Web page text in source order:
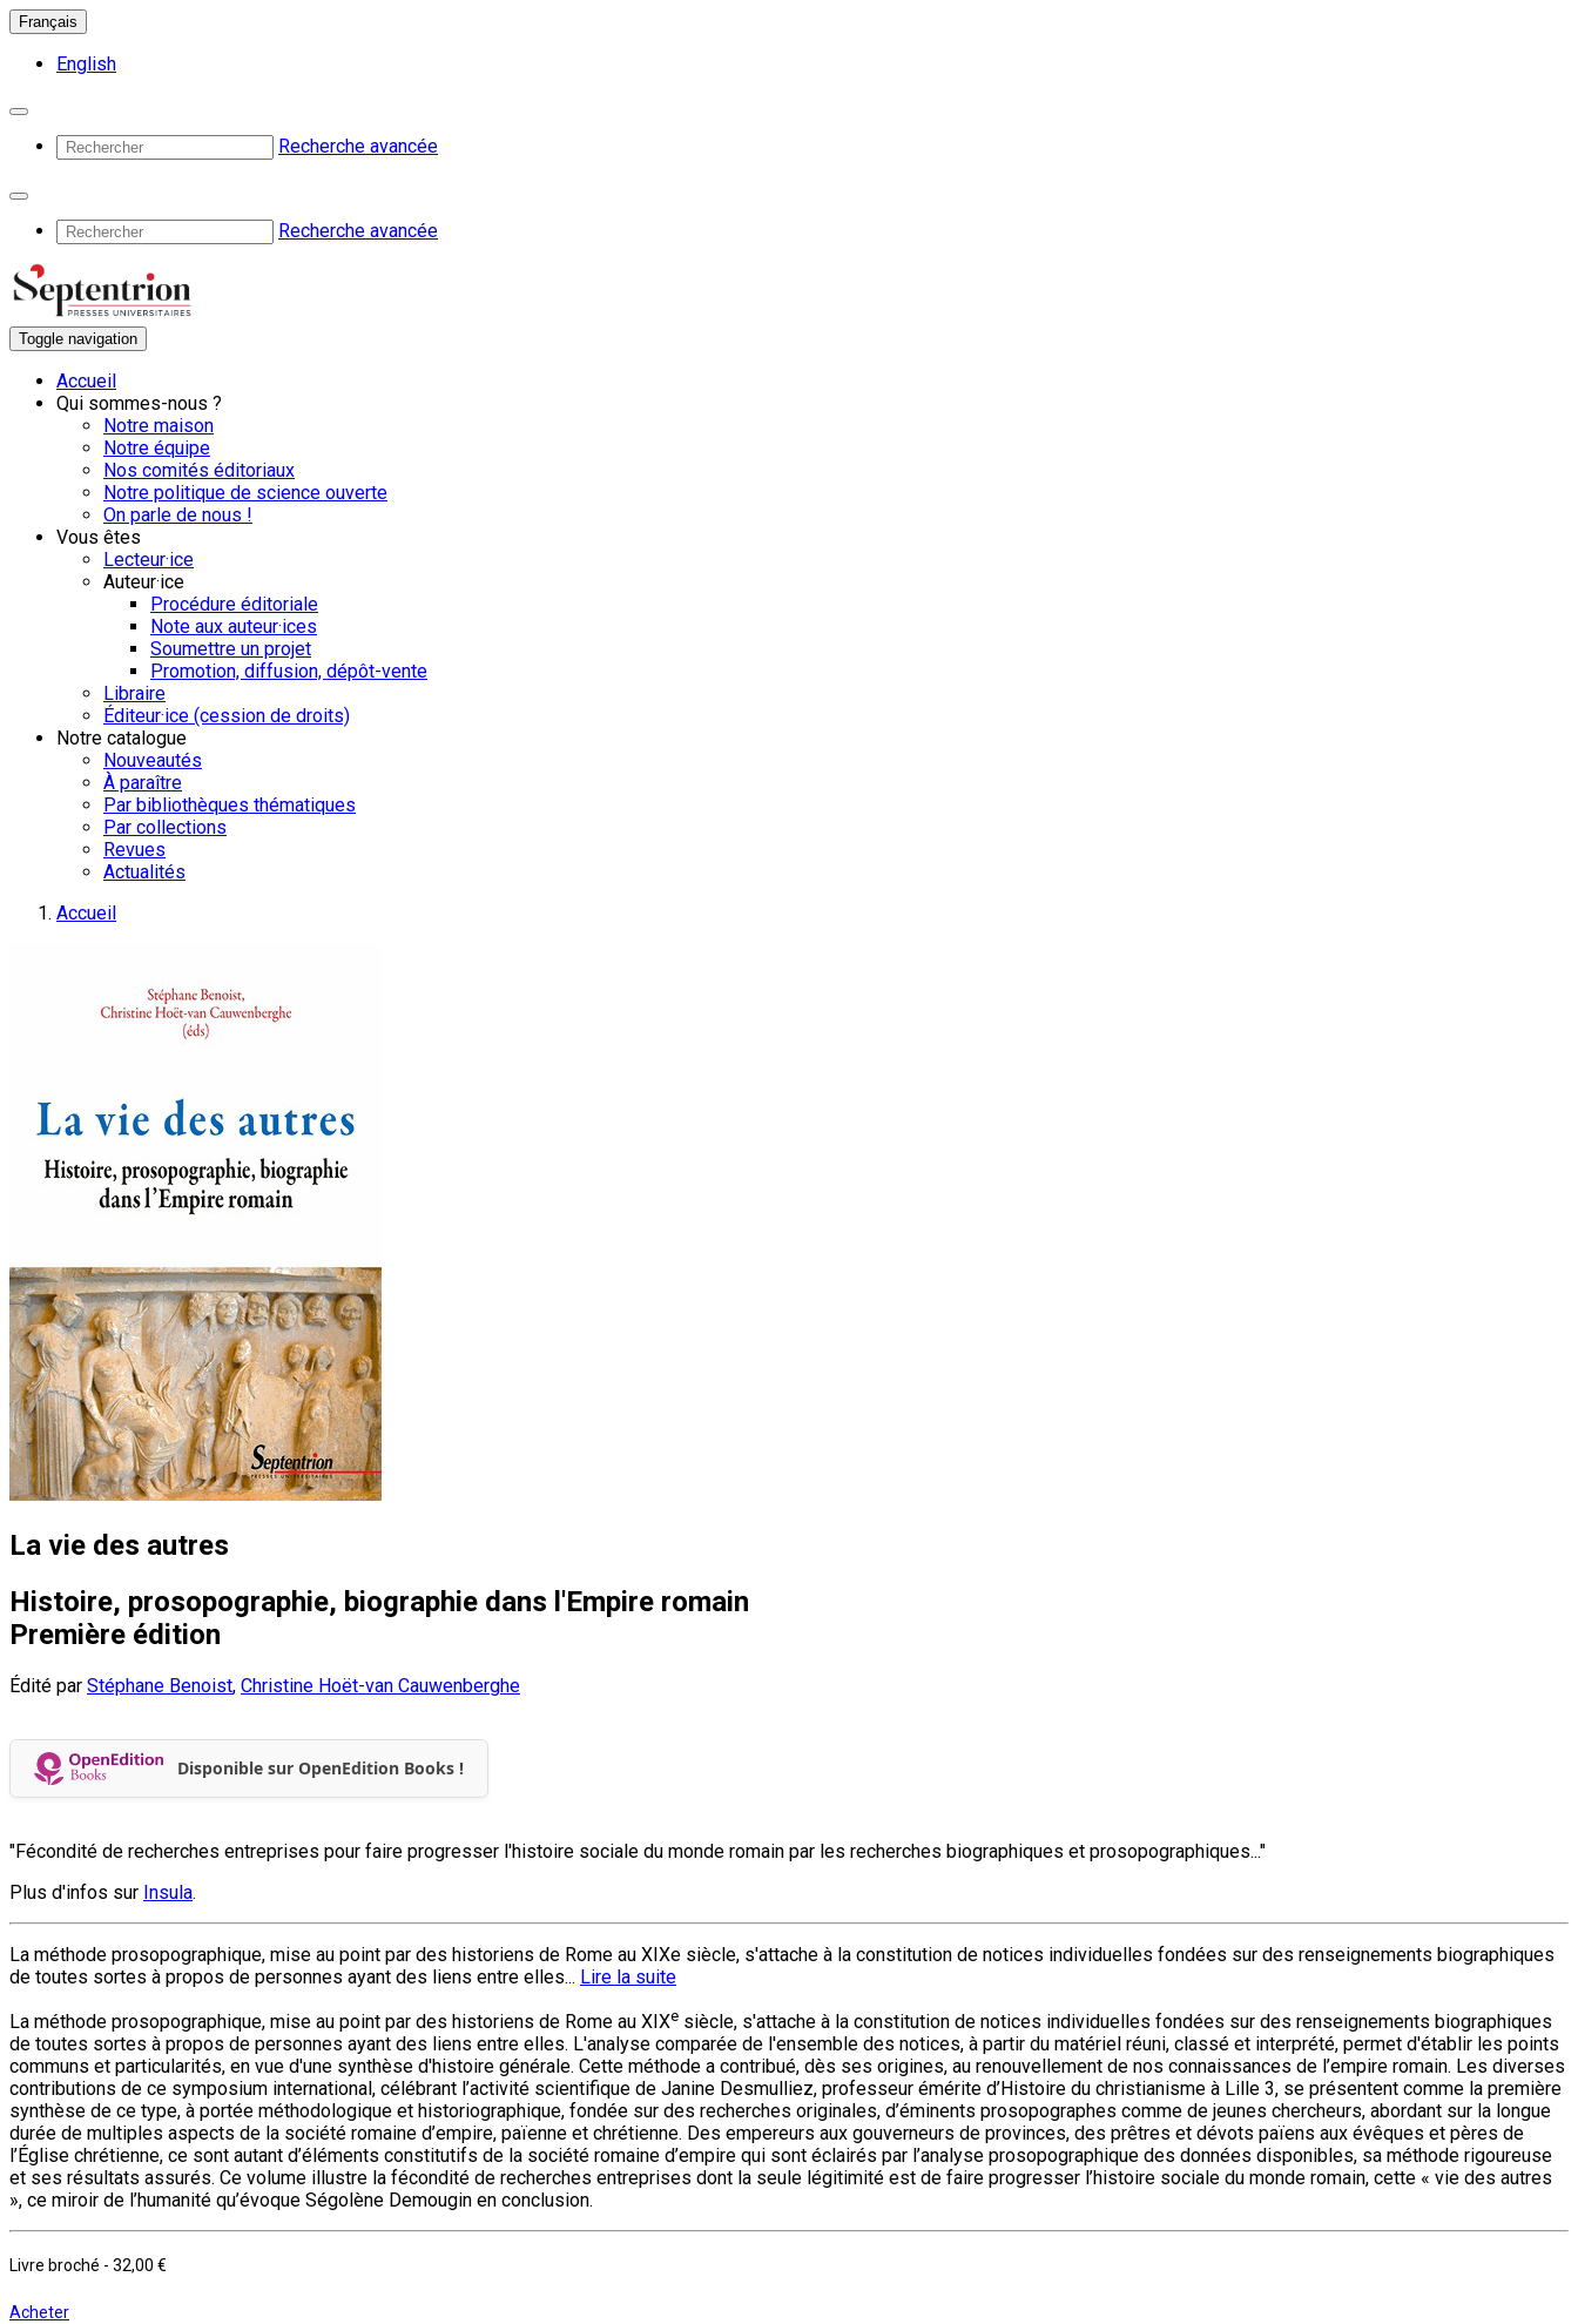
Français
English
Recherche avancée
Recherche avancée
Toggle navigation
Accueil
Qui sommes-nous ?
Notre maison
Notre équipe
Nos comités éditoriaux
Notre politique de science ouverte
On parle de nous !
Vous êtes
Lecteur·ice
Auteur·ice
Procédure éditoriale
Note aux auteur·ices
Soumettre un projet
Promotion, diffusion, dépôt-vente
Libraire
Éditeur·ice (cession de droits)
Notre catalogue
Nouveautés
À paraître
Par bibliothèques thématiques
Par collections
Revues
Actualités
Accueil
La vie des autres
Histoire, prosopographie, biographie dans l'Empire romain
Première édition
Édité par Stéphane Benoist, Christine Hoët-van Cauwenberghe
Disponible sur OpenEdition Books !
"Fécondité de recherches entreprises pour faire progresser l'histoire sociale du monde romain par les recherches biographiques et prosopographiques..."
Plus d'infos sur Insula.
La méthode prosopographique, mise au point par des historiens de Rome au XIXe siècle, s'attache à la constitution de notices individuelles fondées sur des renseignements biographiques
de toutes sortes à propos de personnes ayant des liens entre elles... Lire la suite
La méthode prosopographique, mise au point par des historiens de Rome au XIXe siècle, s'attache à la constitution de notices individuelles fondées sur des renseignements biographiques
de toutes sortes à propos de personnes ayant des liens entre elles. L'analyse comparée de l'ensemble des notices, à partir du matériel réuni, classé et interprété, permet d'établir les points
communs et particularités, en vue d'une synthèse d'histoire générale. Cette méthode a contribué, dès ses origines, au renouvellement de nos connaissances de l’empire romain. Les diverses
contributions de ce symposium international, célébrant l’activité scientifique de Janine Desmulliez, professeur émérite d’Histoire du christianisme à Lille 3, se présentent comme la première
synthèse de ce type, à portée méthodologique et historiographique, fondée sur des recherches originales, d’éminents prosopographes comme de jeunes chercheurs, abordant sur la longue
durée de multiples aspects de la société romaine d’empire, païenne et chrétienne. Des empereurs aux gouverneurs de provinces, des prêtres et dévots païens aux évêques et pères de
l’Église chrétienne, ce sont autant d’éléments constitutifs de la société romaine d’empire qui sont éclairés par l’analyse prosopographique des données disponibles, sa méthode rigoureuse
et ses résultats assurés. Ce volume illustre la fécondité de recherches entreprises dont la seule légitimité est de faire progresser l’histoire sociale du monde romain, cette « vie des autres
», ce miroir de l’humanité qu’évoque Ségolène Demougin en conclusion.
Livre broché - 32,00 €
Acheter